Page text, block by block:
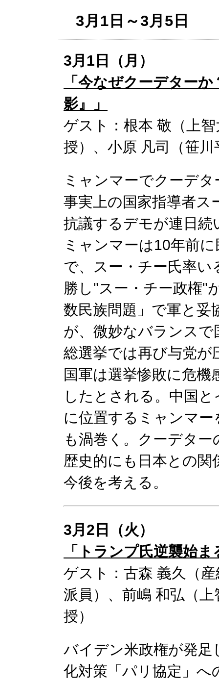
3月1日～3月5日
3月1日（月）
「今なぜクーデター
影』」
ゲスト：根本 敬（上
授）、小原 凡司（笹
ミャンマーでクーデ
事実上の国家指導者ス
抗議するデモが連日続
ミャンマーは10年前
で、スー・チー氏率い
勝し"スー・チー政権"
数民族問題」で軍と妥
が、微妙なバランス
総選挙では再び与党が
国軍は選挙惨敗に危
したとされる。中国
に位置するミャンマ
も渦巻く。クーデタ
歴史的にも日本との
今後を考える。
3月2日（火）
「トランプ氏逆襲始
ゲスト：古森 義久（
派員）、前嶋 和弘（
授）
バイデン米政権が発足
化対策「パリ協定」へ